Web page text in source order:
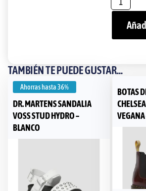
TAMBIÉN TE PUEDE GUSTAR...
Ahorras hasta36%
DR. MARTENS SANDALIA
VOSS STUD HYDRO –
BLANCO
BOTAS